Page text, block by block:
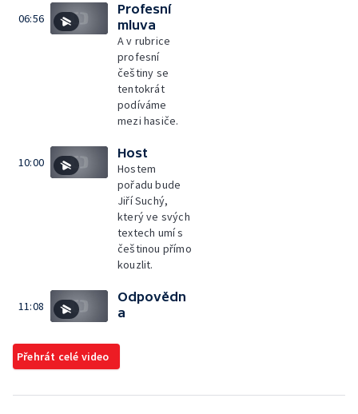
06:56
Profesní
mluva
A v rubrice
profesní
češtiny se
tentokrát
podíváme
mezi hasiče.
10:00
Host
Hostem
pořadu bude
Jiří Suchý,
který ve svých
textech umí s
češtinou přímo
kouzlit.
11:08
Odpovědn
a
Přehrát celé video